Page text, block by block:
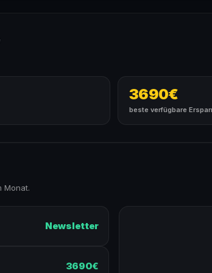
3690€
beste verfügbare
Monat.
Newsletter
3690€